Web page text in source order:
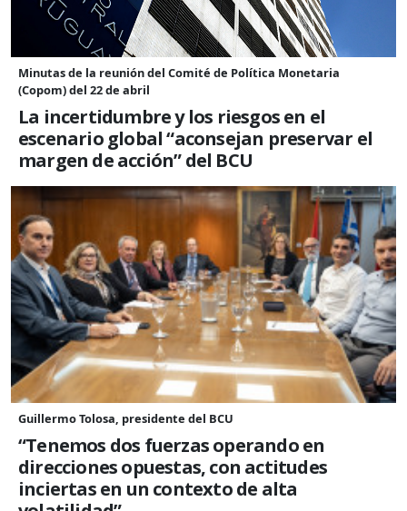
Minutas de la reunión del Comité de Política Monetaria
(Copom) del 22 de abril
La incertidumbre y los riesgos en el
escenario global “aconsejan preservar el
margen de acción” del BCU
Guillermo Tolosa, presidente del BCU
“Tenemos dos fuerzas operando en
direcciones opuestas, con actitudes
inciertas en un contexto de alta